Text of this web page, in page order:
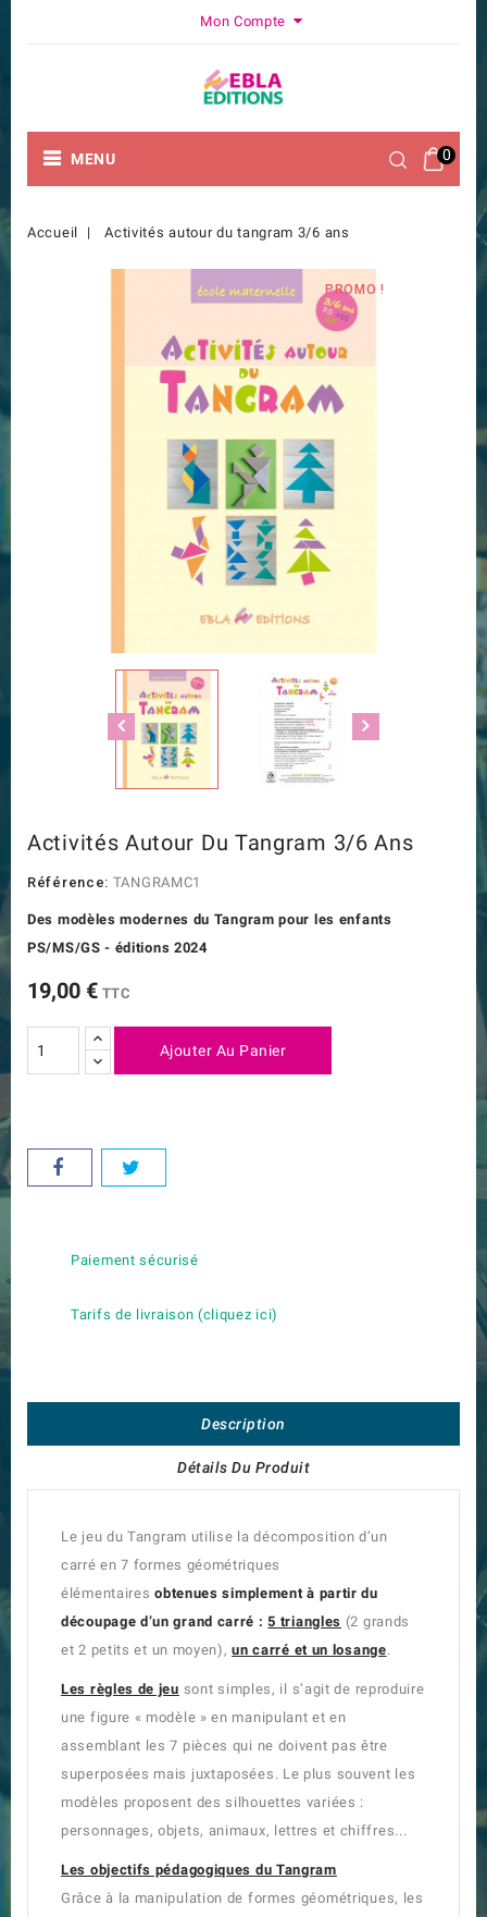
Mon Compte
0
MENU
Accueil Activités autour du tangram 3/6 ans
PROMO !
Activités Autour Du Tangram 3/6 Ans
Référence: TANGRAMC1
Des modèles modernes du Tangram pour les enfants
PS/MS/GS - éditions 2024
19,00 € TTC
Ajouter Au Panier
Paiement sécurisé
Tarifs de livraison (cliquez ici)
Description
Détails Du Produit
Le jeu du Tangram utilise la décomposition d’un
carré en 7 formes géométriques
élémentairesobtenues simplement à partir du
découpage d’un grand carré :5 triangles (2 grands
et 2 petits et un moyen),un carré et un losange.
Les règles de jeu sont simples, il s’agit de reproduire
une figure « modèle » en manipulant et en
assemblant les 7 pièces qui ne doivent pas être
superposées mais juxtaposées. Le plus souvent les
modèles proposent des silhouettes variées :
personnages, objets, animaux, lettres et chiffres...
Les objectifs pédagogiques du Tangram
Grâce à la manipulation de formes géométriques, les